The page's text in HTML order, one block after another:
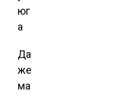
Да
же
ма